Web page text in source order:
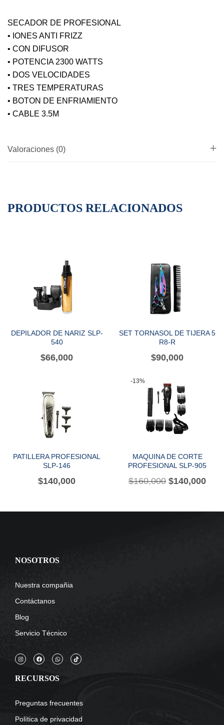
SECADOR DE PROFESIONAL
• IONES ANTI FRIZZ
• CON DIFUSOR
• POTENCIA 2300 WATTS
• DOS VELOCIDADES
• TRES TEMPERATURAS
• BOTON DE ENFRIAMIENTO
• CABLE 3.5M
Valoraciones (0)
PRODUCTOS RELACIONADOS
DEPILADOR DE NARIZ SLP-
540
$66,000
SET TORNASOL DE TIJERA 5
R8-R
$90,000
PATILLERA PROFESIONAL
SLP-146
$140,000
-13%
MAQUINA DE CORTE
PROFESIONAL SLP-905
$160,000 $140,000
NOSOTROS
Nuestra compañia
Contáctanos
Blog
Servicio Técnico
RECURSOS
Preguntas frecuentes
Política de privacidad